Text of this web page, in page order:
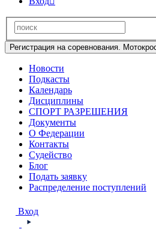
Регистрация на соревнования.
Новости
Подкасты
Календарь
Дисциплины
СПОРТ РАЗРЕШЕНИЯ
Документы
О Федерации
Контакты
Судейство
Блог
Подать заявку
Распределение поступлений
Вход